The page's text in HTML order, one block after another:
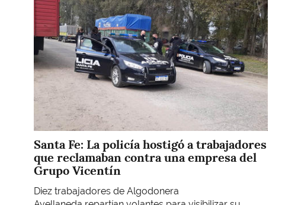
Santa Fe: La policía hostigó a trabajadores
que reclamaban contra una empresa del
Grupo Vicentín
Diez trabajadores de Algodonera